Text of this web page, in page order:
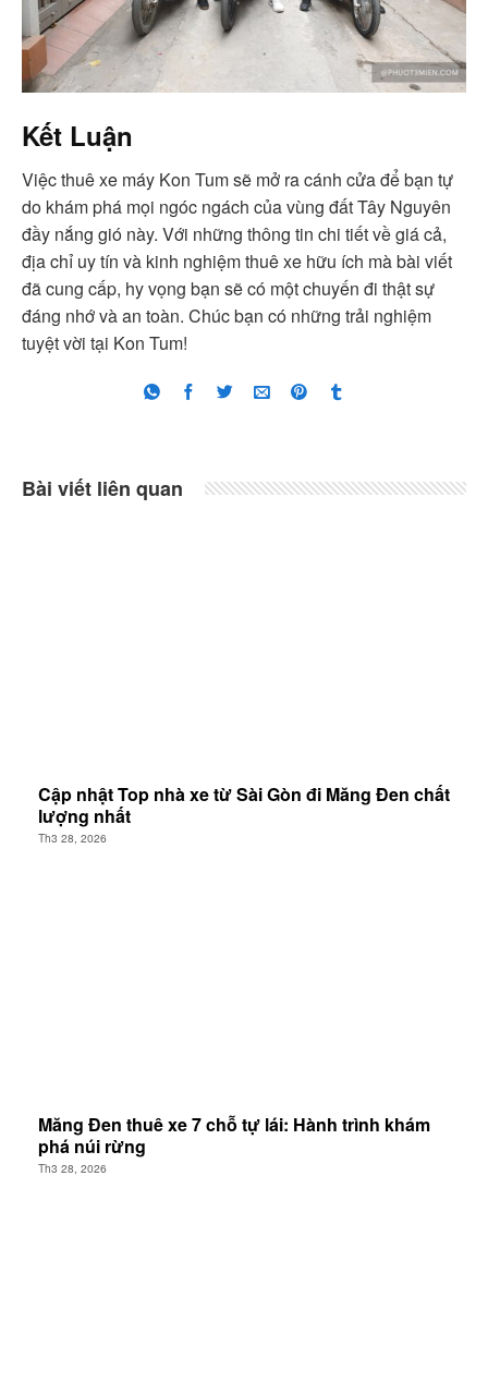
Kết Luận
Việc thuê xe máy Kon Tum sẽ mở ra cánh cửa để bạn tự
do khám phá mọi ngóc ngách của vùng đất Tây Nguyên
đầy nắng gió này. Với những thông tin chi tiết về giá cả,
địa chỉ uy tín và kinh nghiệm thuê xe hữu ích mà bài viết
đã cung cấp, hy vọng bạn sẽ có một chuyến đi thật sự
đáng nhớ và an toàn. Chúc bạn có những trải nghiệm
tuyệt vời tại Kon Tum!
Bài viết liên quan
Cập nhật Top nhà xe từ Sài Gòn đi Măng Đen chất
lượng nhất
Th3 28, 2026
Măng Đen thuê xe 7 chỗ tự lái: Hành trình khám
phá núi rừng
Th3 28, 2026